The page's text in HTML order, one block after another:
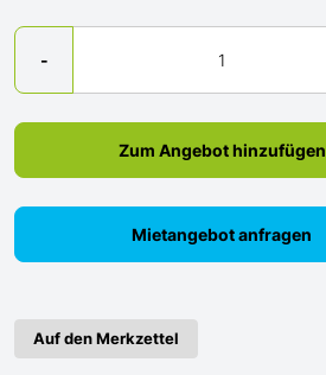
-
Menge
Zum Angebot hinzufügen
Mietangebot anfragen
Auf den Merkzettel